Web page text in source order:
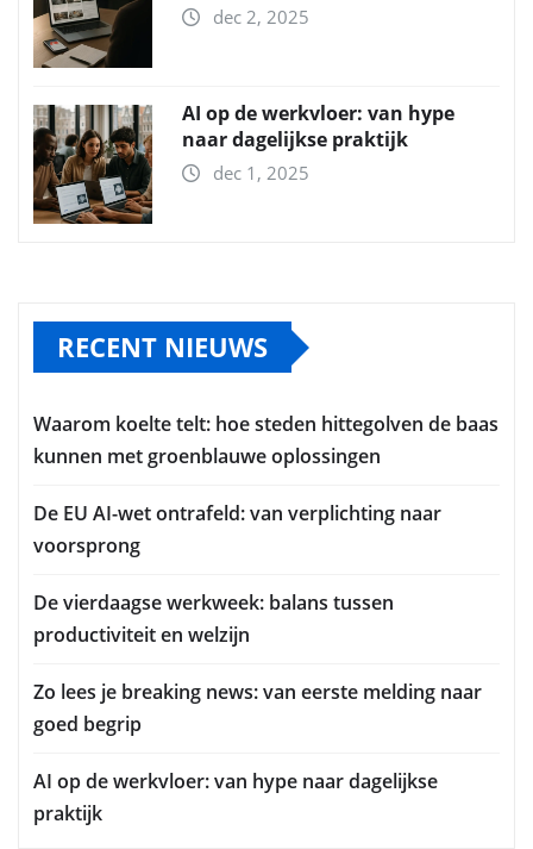
dec 2, 2025
AI op de werkvloer: van hype
naar dagelijkse praktijk
dec 1, 2025
RECENT NIEUWS
Waarom koelte telt: hoe steden hittegolven de baas
kunnen met groenblauwe oplossingen
De EU AI-wet ontrafeld: van verplichting naar
voorsprong
De vierdaagse werkweek: balans tussen
productiviteit en welzijn
Zo lees je breaking news: van eerste melding naar
goed begrip
AI op de werkvloer: van hype naar dagelijkse
praktijk